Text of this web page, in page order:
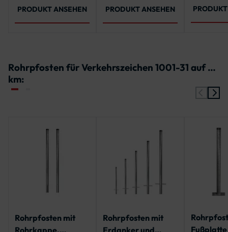
PRODUKT ANSEHEN
PRODUKT ANSEHEN
Rohrpfosten für Verkehrszeichen 1001-31 auf …
km:
Rohrpfosten mit
Rohrkappe,
Rohrpfosten mit
Erdanker und